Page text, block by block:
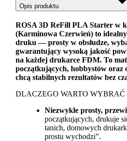
Opis produktu
ROSA 3D ReFill PLA Starter w
(Karminowa Czerwień) to
druku — prosty w obsłudze,
gwarantujący wysoką jakość
na każdej drukarce FDM. To
początkujących, hobbystów oraz
chcą stabilnych rezultatów bez
DLACZEGO WARTO WYBRAĆ
Niezwykle prosty,
początkujących, drukuje
tanich, domowych
prostu wychodzi”.